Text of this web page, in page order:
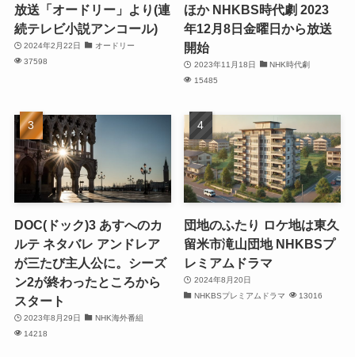
放送「オードリー」より(連
続テレビ小説アンコール)
2024年2月22日
オードリー
37598
ほか NHKBS時代劇 2023
年12月8日金曜日から放送
開始
2023年11月18日
NHK時代劇
15485
DOC(ドック)3 あすへのカ
ルテ ネタバレ アンドレア
が三たび主人公に。シーズ
ン2が終わったところから
スタート
2023年8月29日
NHK海外番組
14218
団地のふたり ロケ地は東久
留米市滝山団地 NHKBSプ
レミアムドラマ
2024年8月20日
NHKBSプレミアムドラマ
13016